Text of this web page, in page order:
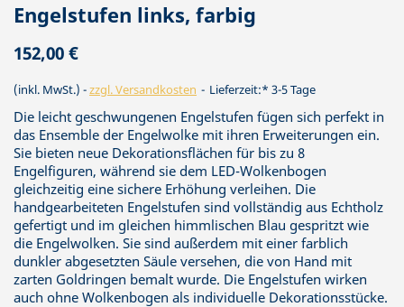
Engelstufen links, farbig
152,00 €
(inkl. MwSt.) zzgl. Versandkosten Lieferzeit:* 3-5 Tage
Die leicht geschwungenen Engelstufen fügen sich perfekt in
das Ensemble der Engelwolke mit ihren Erweiterungen ein.
Sie bieten neue Dekorationsflächen für bis zu 8
Engelfiguren, während sie dem LED-Wolkenbogen
gleichzeitig eine sichere Erhöhung verleihen. Die
handgearbeiteten Engelstufen sind vollständig aus Echtholz
gefertigt und im gleichen himmlischen Blau gespritzt wie
die Engelwolken. Sie sind außerdem mit einer farblich
dunkler abgesetzten Säule versehen, die von Hand mit
zarten Goldringen bemalt wurde. Die Engelstufen wirken
auch ohne Wolkenbogen als individuelle Dekorationsstücke.